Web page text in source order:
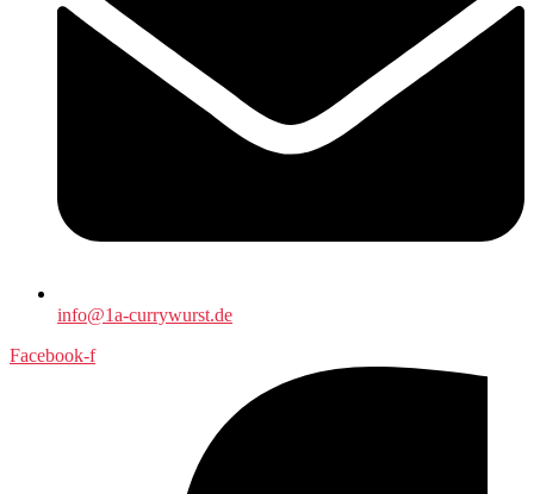
info@1a-currywurst.de
Facebook-f